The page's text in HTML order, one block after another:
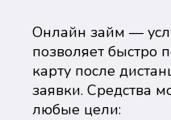
Онлайн займ —
позволяет быстро
карту после
заявки. Средства
любые цели: